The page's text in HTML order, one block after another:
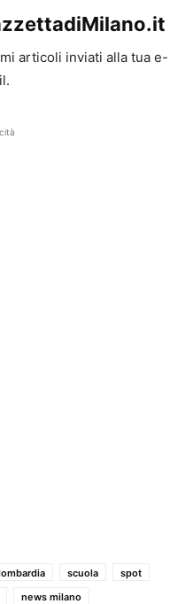
articoli inviati alla tua e-
scuola
spot
news milano